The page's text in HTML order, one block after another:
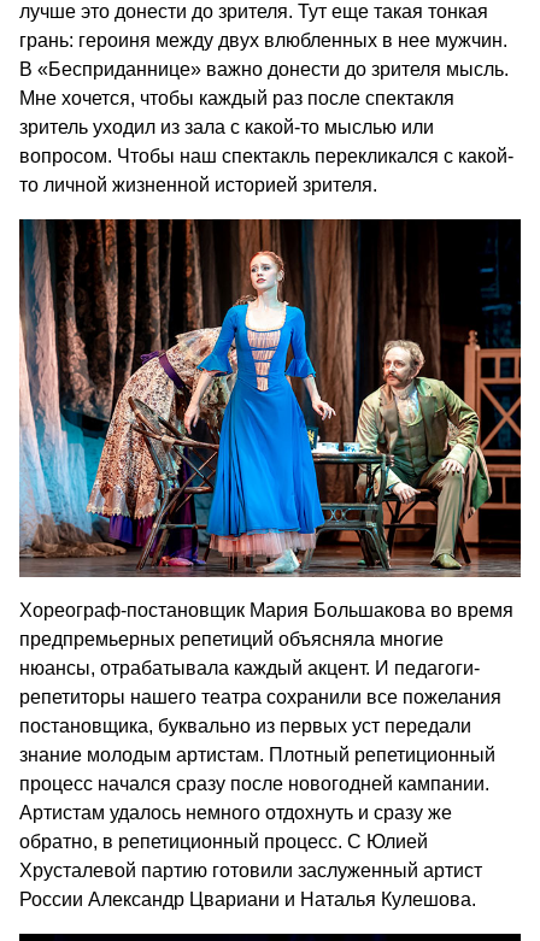
лучше это донести до зрителя. Тут еще такая тонкая
грань: героиня между двух влюбленных в нее мужчин.
В «Бесприданнице» важно донести до зрителя мысль.
Мне хочется, чтобы каждый раз после спектакля
зритель уходил из зала с какой-то мыслью или
вопросом. Чтобы наш спектакль перекликался с какой-
то личной жизненной историей зрителя.
Хореограф-постановщик Мария Большакова во время
предпремьерных репетиций объясняла многие
нюансы, отрабатывала каждый акцент. И педагоги-
репетиторы нашего театра сохранили все пожелания
постановщика, буквально из первых уст передали
знание молодым артистам. Плотный репетиционный
процесс начался сразу после новогодней кампании.
Артистам удалось немного отдохнуть и сразу же
обратно, в репетиционный процесс. С Юлией
Хрусталевой партию готовили заслуженный артист
России Александр Цвариани и Наталья Кулешова.